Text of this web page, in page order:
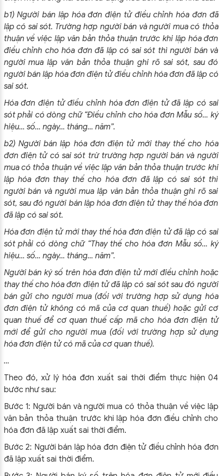
b1) Người bán lập hóa đơn điện tử điều chỉnh hóa đơn đã
lập có sai sót. Trường hợp người bán và người mua có thỏa
thuận về việc lập văn bản thỏa thuận trước khi lập hóa đơn
điều chỉnh cho hóa đơn đã lập có sai sót thì người bán và
người mua lập văn bản thỏa thuận ghi rõ sai sót, sau đó
người bán lập hóa đơn điện tử điều chỉnh hóa đơn đã lập có
sai sót.
Hóa đơn điện tử điều chỉnh hóa đơn điện tử đã lập có sai
sót phải có dòng chữ “Điều chỉnh cho hóa đơn Mẫu số… ký
hiệu… số… ngày… tháng… năm”.
b2) Người bán lập hóa đơn điện tử mới thay thế cho hóa
đơn điện tử có sai sót trừ trường hợp người bán và người
mua có thỏa thuận về việc lập văn bản thỏa thuận trước khi
lập hóa đơn thay thế cho hóa đơn đã lập có sai sót thì
người bán và người mua lập văn bản thỏa thuận ghi rõ sai
sót, sau đó người bán lập hóa đơn điện tử thay thế hóa đơn
đã lập có sai sót.
Hóa đơn điện tử mới thay thế hóa đơn điện tử đã lập có sai
sót phải có dòng chữ “Thay thế cho hóa đơn Mẫu số… ký
hiệu… số… ngày… tháng… năm”.
Người bán ký số trên hóa đơn điện tử mới điều chỉnh hoặc
thay thế cho hóa đơn điện tử đã lập có sai sót sau đó người
bán gửi cho người mua (đối với trường hợp sử dụng hóa
đơn điện tử không có mã của cơ quan thuế) hoặc gửi cơ
quan thuế để cơ quan thuế cấp mã cho hóa đơn điện tử
mới để gửi cho người mua (đối với trường hợp sử dụng
hóa đơn điện tử có mã của cơ quan thuế).
…
Theo đó, xử lý hóa đơn xuất sai thời điểm thực hiện 04
bước như sau:
Bước 1: Người bán và người mua có thỏa thuận về việc lập
văn bản thỏa thuận trước khi lập hóa đơn điều chỉnh cho
hóa đơn đã lập xuất sai thời điểm.
Bước 2: Người bán lập hóa đơn điện tử điều chỉnh hóa đơn
đã lập xuất sai thời điểm.